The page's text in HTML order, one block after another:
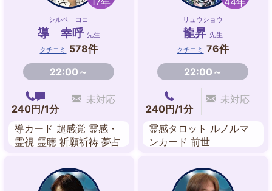
シルベ ココ
導 幸呼 先生
クチコミ
578件
22:00～
240円/1分
未対応
導カード 超感覚 霊感・
霊視 霊聴 祈願祈祷 夢占
リュウショウ
龍昇 先生
クチコミ
76件
22:00～
240円/1分
未対応
霊感タロット ルノルマ
ンカード 前世